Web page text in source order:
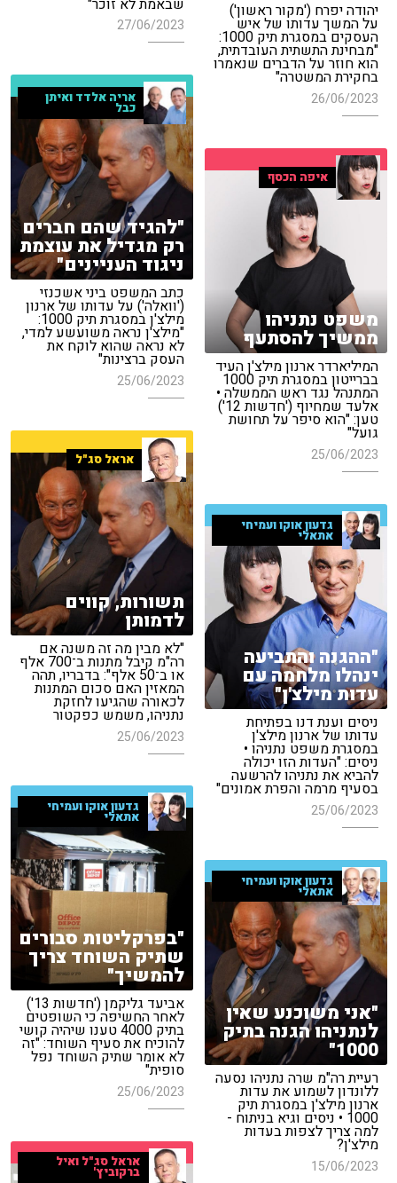
27/06/2023
יהודה יפרח ('מקור ראשון')
על המשך עדותו של איש
העסקים במסגרת תיק 1000:
"מבחינת התשתית העובדתית,
הוא חוזר על הדברים שנאמרו
בחקירת המשטרה"
26/06/2023 אריה אלדד ואיתן
כבל
"להגיד שהם חברים
רק מגדיל את עוצמת
ניגוד העניינים"
כתב המשפט ביני אשכנזי
('וואלה') על עדותו של ארנון
מילצ'ן במסגרת תיק 1000:
"מילצ'ן נראה משועשע למדי,
לא נראה שהוא לוקח את
העסק ברצינות"
25/06/2023
איפה הכסף
משפט נתניהו
ממשיך להסתעף
המיליארדר ארנון מילצ'ן העיד
בברייטון במסגרת תיק 1000
המתנהל נגד ראש הממשלה •
אלעד שמחיוף ('חדשות 12')
טען: "הוא סיפר על תחושת
גועל"
25/06/2023 אראל סג"ל
תשורות, קווים
לדמותן
"לא מבין מה זה משנה אם
רה"מ קיבל מתנות ב־700 אלף
או ב־50 אלף": בדבריו, תהה
המאזין האם סכום המתנות
לכאורה שהגיעו לחזקת
נתניהו, משמש כפקטור
25/06/2023
גדעון אוקו ועמיחי
אתאלי
"ההגנה והתביעה
ינהלו מלחמה עם
עדות מילצ'ן"
ניסים וענת דנו בפתיחת
עדותו של ארנון מילצ'ן
במסגרת משפט נתניהו •
ניסים: "העדות הזו יכולה
להביא את נתניהו להרשעה
בסעיף מרמה והפרת אמונים"
25/06/2023 גדעון אוקו ועמיחי
אתאלי
"בפרקליטות סבורים
שתיק השוחד צריך
להמשיך"
אביעד גליקמן ('חדשות 13')
לאחר החשיפה כי השופטים
בתיק 4000 טענו שיהיה קושי
להוכיח את סעיף השוחד: "זה
לא אומר שתיק השוחד נפל
סופית"
25/06/2023
גדעון אוקו ועמיחי
אתאלי
"אני משוכנע שאין
לנתניהו הגנה בתיק
1000"
רעיית רה"מ שרה נתניהו נסעה
ללונדון לשמוע את עדות
ארנון מילצ'ן במסגרת תיק
1000 • ניסים וגיא בניתוח -
למה צריך לצפות בעדות
מילצ'ן?
15/06/2023 אראל סג"ל ואיל
ברקוביץ'